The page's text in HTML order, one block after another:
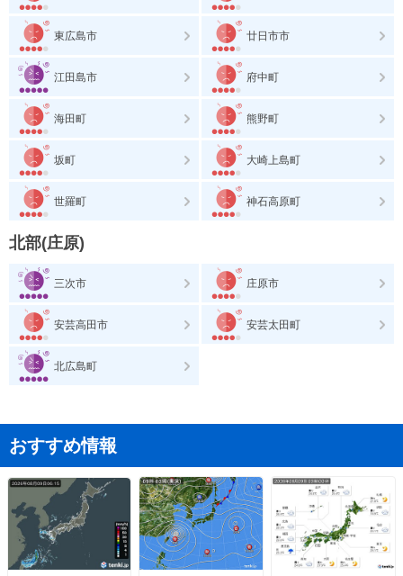
東広島市 廿日市市
江田島市 府中町
海田町 熊野町
坂町 大崎上島町
世羅町 神石高原町
北部(庄原)
三次市 庄原市
安芸高田市 安芸太田町
北広島町
おすすめ情報